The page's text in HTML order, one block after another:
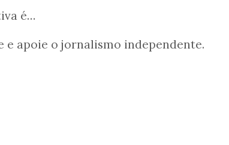
é…
e apoie o jornalismo independente.